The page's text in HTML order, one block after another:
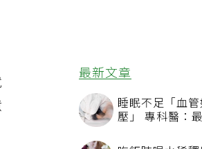
最新文章
睡眠不足「血
壓」 專科醫：